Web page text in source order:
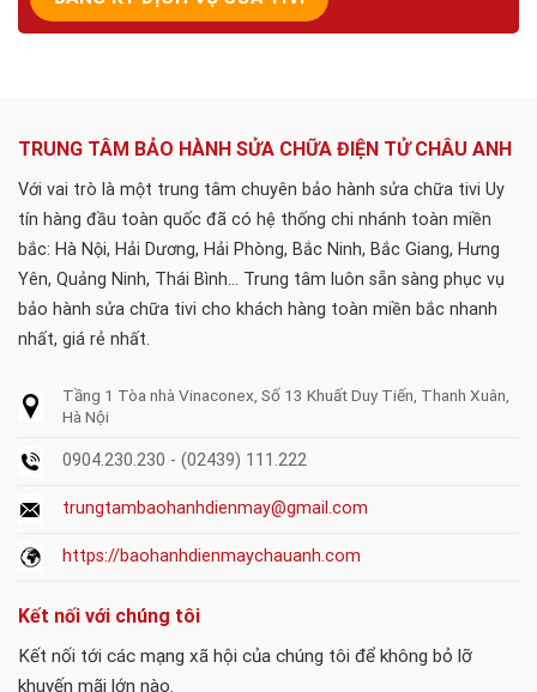
TRUNG TÂM BẢO HÀNH SỬA CHỮA ĐIỆN TỬ CHÂU ANH
Với vai trò là một trung tâm chuyên bảo hành sửa chữa tivi Uy
tín hàng đầu toàn quốc đã có hệ thống chi nhánh toàn miền
bắc: Hà Nội, Hải Dương, Hải Phòng, Bắc Ninh, Bắc Giang, Hưng
Yên, Quảng Ninh, Thái Bình... Trung tâm luôn sẵn sàng phục vụ
bảo hành sửa chữa tivi cho khách hàng toàn miền bắc nhanh
nhất, giá rẻ nhất.
Tầng 1 Tòa nhà Vinaconex, Số 13 Khuất Duy Tiến, Thanh Xuân,
Hà Nội
0904.230.230 - (02439) 111.222
trungtambaohanhdienmay@gmail.com
https://baohanhdienmaychauanh.com
Kết nối với chúng tôi
Kết nối tới các mạng xã hội của chúng tôi để không bỏ lỡ
khuyến mãi lớn nào.